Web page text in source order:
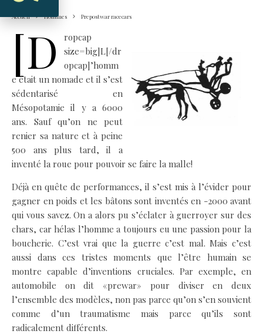
Accueil Hommes Prepostwar racecars
[d
ropcap
size=big]L[/dr
opcap]’homm
e était un nomade et il s’est
sédentarisé en
Mésopotamie il y a 6000
ans. Sauf qu’on ne peut
renier sa nature et à peine
500 ans plus tard, il a
inventé la roue pour pouvoir se faire la malle!
Déjà en quête de performances, il s’est mis à l’évider pour
gagner en poids et les bâtons sont inventés en -2000 avant
qui vous savez. On a alors pu s’éclater à guerroyer sur des
chars, car hélas l’homme a toujours eu une passion pour la
boucherie. C’est vrai que la guerre c’est mal. Mais c’est
aussi dans ces tristes moments que l’être humain se
montre capable d’inventions cruciales. Par exemple, en
automobile on dit «prewar» pour diviser en deux
l’ensemble des modèles, non pas parce qu’on s’en souvient
comme d’un traumatisme mais parce qu’ils sont
radicalement différents.